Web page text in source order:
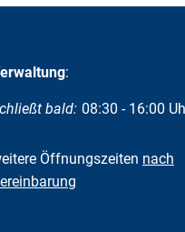
:
um weitere Öffnungs-
bald: 08:30 - 16:00
Öffnungszeiten nach